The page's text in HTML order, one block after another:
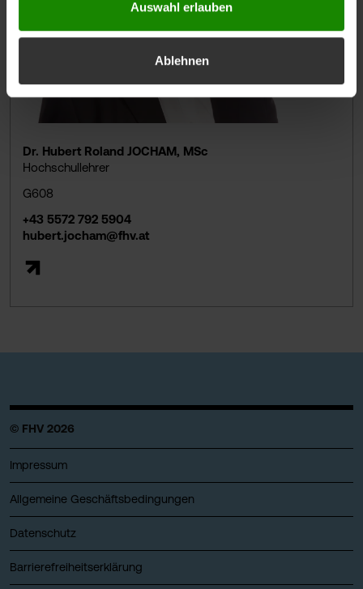
Auswahl erlauben
Ablehnen
Dr. Hubert Roland JOCHAM, MSc
Hochschullehrer
G608
+43 5572 792 5904
hubert.jocham@fhv.at
© FHV 2026
Impressum
Allgemeine Geschäftsbedingungen
Datenschutz
Barrierefreiheitserklärung